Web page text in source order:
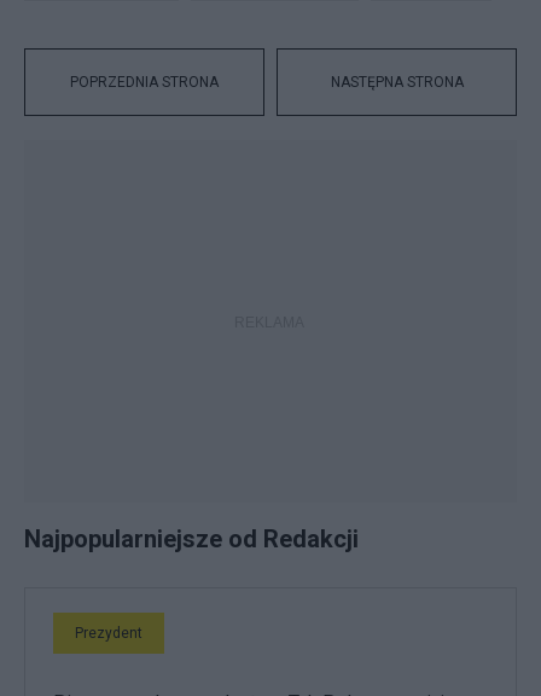
POPRZEDNIA STRONA NASTĘPNA STRONA
Najpopularniejsze od Redakcji
Prezydent